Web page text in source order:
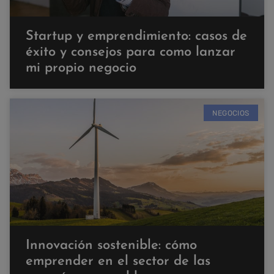
Startup y emprendimiento: casos de
éxito y consejos para como lanzar
mi propio negocio
NEGOCIOS
Innovación sostenible: cómo
emprender en el sector de las